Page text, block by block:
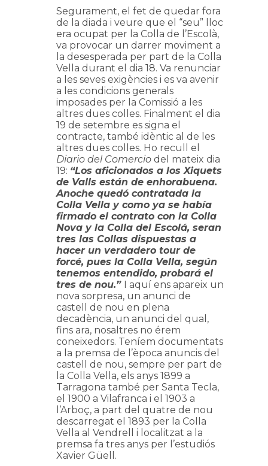
Segurament, el fet de quedar fora
de la diada i veure que el “seu” lloc
era ocupat per la Colla de l’Escolà,
va provocar un darrer moviment a
la desesperada per part de la Colla
Vella durant el dia 18. Va renunciar
a les seves exigències i es va avenir
a les condicions generals
imposades per la Comissió a les
altres dues colles. Finalment el dia
19 de setembre es signa el
contracte, també idèntic al de les
altres dues colles. Ho recull el
Diario del Comercio del mateix dia
19: “Los aficionados a los Xiquets
de Valls están de enhorabuena.
Anoche quedó contratada la
Colla Vella y como ya se había
firmado el contrato con la Colla
Nova y la Colla del Escolá, seran
tres las Collas dispuestas a
hacer un verdadero tour de
forcé, pues la Colla Vella, según
tenemos entendido, probará el
tres de nou.” I aquí ens apareix un
nova sorpresa, un anunci de
castell de nou en plena
decadència, un anunci del qual,
fins ara, nosaltres no érem
coneixedors. Teníem documentats
a la premsa de l’època anuncis del
castell de nou, sempre per part de
la Colla Vella, els anys 1899 a
Tarragona també per Santa Tecla,
el 1900 a Vilafranca i el 1903 a
l’Arboç, a part del quatre de nou
descarregat el 1893 per la Colla
Vella al Vendrell i localitzat a la
premsa fa tres anys per l’estudiós
Xavier Güell.